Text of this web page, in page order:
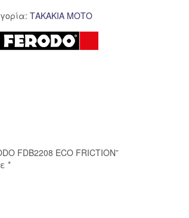
ΤΑΚΑΚΙΑ ΜΟΤΟ
FDB2208 ECO FRICTION”
*